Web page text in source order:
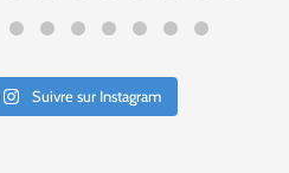
Suivre sur Instagram